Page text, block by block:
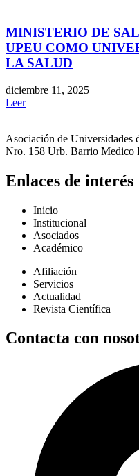
MINISTERIO DE
UPEU COMO
LA SALUD
diciembre 11, 2025
Leer
Asociación de Universidades
Nro. 158 Urb. Barrio Medico
Enlaces de interés
Inicio
Institucional
Asociados
Académico
Afiliación
Servicios
Actualidad
Revista Científica
Contacta con